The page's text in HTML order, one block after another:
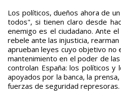
Los políticos, dueños ahora de
todos", si tienen claro desde
enemigo es el ciudadano. Ante
rebele ante las injusticia,
aprueban leyes cuyo objetivo no
mantenimiento en el poder de
controlan España: los políticos y
apoyados por la banca, la
fuerzas de seguridad represoras.